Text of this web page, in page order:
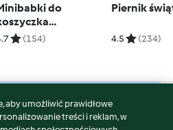
do
(154)
Piernik
4.5 (234)
aby umożliwić prawidłowe
treści i reklam, w